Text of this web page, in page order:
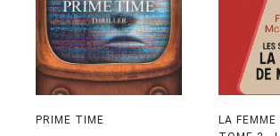
PRIME TIME
LA FEMME